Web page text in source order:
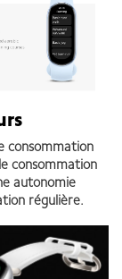
consommation
consommation
autonomie
régulière.